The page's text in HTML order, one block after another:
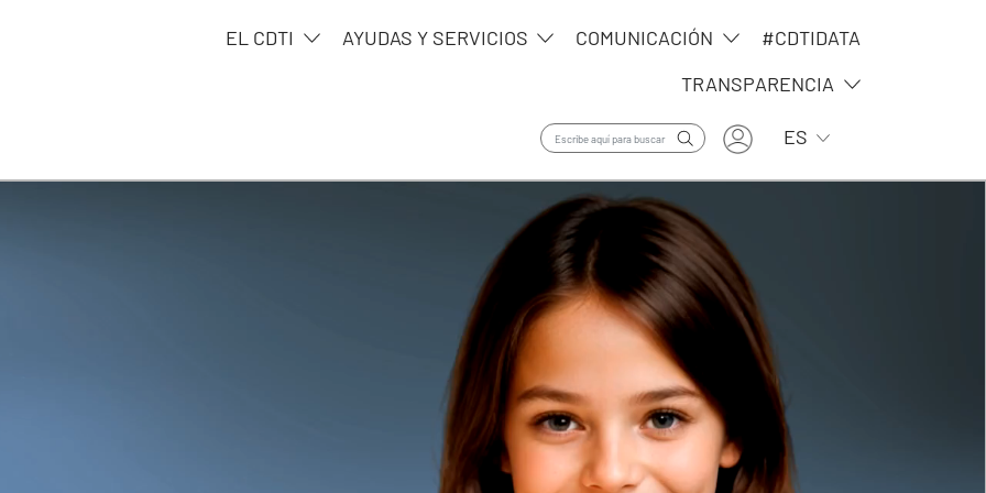
EL CDTI AYUDAS Y SERVICIOS COMUNICACIÓN
#CDTIDATA
TRANSPARENCIA
User account menu
ES Lista adicional de